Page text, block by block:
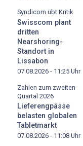
Syndicom übt Kritik
Swisscom plant
dritten
Nearshoring-
Standort in
Lissabon
07.08.2026 - 11:25 Uhr
Zahlen zum zweiten
Quartal 2026
Lieferengpässe
belasten globalen
Tabletmarkt
07.08.2026 - 11:08 Uhr